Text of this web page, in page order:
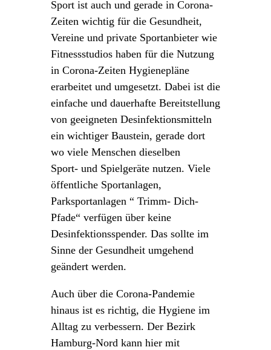
Sport ist auch und gerade in Corona-
Zeiten wichtig für die Gesundheit,
Vereine und private Sportanbieter wie
Fitnessstudios haben für die Nutzung
in Corona-Zeiten Hygienepläne
erarbeitet und umgesetzt. Dabei ist die
einfache und dauerhafte Bereitstellung
von geeigneten Desinfektionsmitteln
ein wichtiger Baustein, gerade dort
wo viele Menschen dieselben
Sport- und Spielgeräte nutzen. Viele
öffentliche Sportanlagen,
Parksportanlagen “ Trimm- Dich-
Pfade“ verfügen über keine
Desinfektionsspender. Das sollte im
Sinne der Gesundheit umgehend
geändert werden.
Auch über die Corona-Pandemie
hinaus ist es richtig, die Hygiene im
Alltag zu verbessern. Der Bezirk
Hamburg-Nord kann hier mit